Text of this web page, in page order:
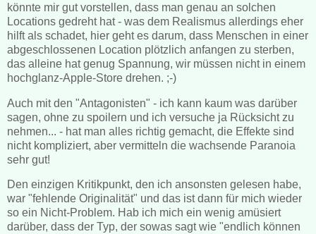
könnte mir gut vorstellen, dass man genau an solchen
Locations gedreht hat - was dem Realismus allerdings eher
hilft als schadet, hier geht es darum, dass Menschen in einer
abgeschlossenen Location plötzlich anfangen zu sterben,
das alleine hat genug Spannung, wir müssen nicht in einem
hochglanz-Apple-Store drehen. ;-)
Auch mit den "Antagonisten" - ich kann kaum was darüber
sagen, ohne zu spoilern und ich versuche ja Rücksicht zu
nehmen... - hat man alles richtig gemacht, die Effekte sind
nicht kompliziert, aber vermitteln die wachsende Paranoia
sehr gut!
Den einzigen Kritikpunkt, den ich ansonsten gelesen habe,
war "fehlende Originalität" und das ist dann für mich wieder
so ein Nicht-Problem. Hab ich mich ein wenig amüsiert
darüber, dass der Typ, der sowas sagt wie "endlich können